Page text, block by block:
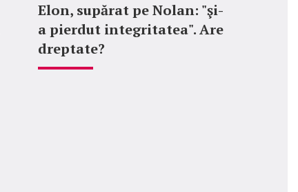
Elon, supărat pe Nolan: "şi-
a pierdut integritatea". Are
dreptate?